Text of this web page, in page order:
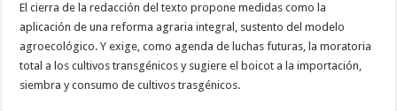
El cierra de la redacción del texto propone medidas como la
aplicación de una reforma agraria integral, sustento del modelo
agroecológico. Y exige, como agenda de luchas futuras, la moratoria
total a los cultivos transgénicos y sugiere el boicot a la importación,
siembra y consumo de cultivos trasgénicos.